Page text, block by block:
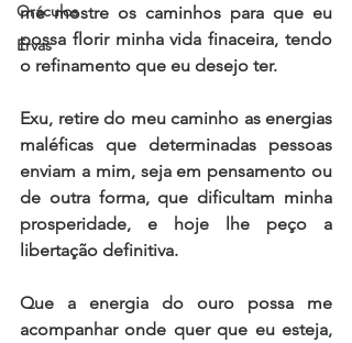
Oráculos
Ervas
me mostre os caminhos para que eu
possa florir minha vida finaceira, tendo
o refinamento que eu desejo ter.
Exu, retire do meu caminho as energias
maléficas que determinadas pessoas
enviam a mim, seja em pensamento ou
de outra forma, que dificultam minha
prosperidade, e hoje lhe peço a
libertação definitiva.
Que a energia do ouro possa me
acompanhar onde quer que eu esteja,